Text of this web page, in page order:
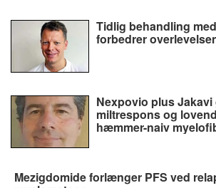
Tidlig behandling
forbedrer
Nexpovio plus
miltrespons og
hæmmer-naiv
Mezigdomide forlænger PFS ved